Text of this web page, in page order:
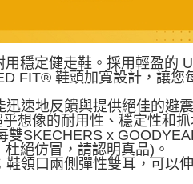
穩定健走鞋。採用輕盈的
FIT® 鞋頭加寬設計，讓您
速地反饋與提供絕佳的避
想像的耐用性、穩定性和
SKECHERS x
絕仿冒，請認明真品)。
領口兩側彈性雙耳，可以